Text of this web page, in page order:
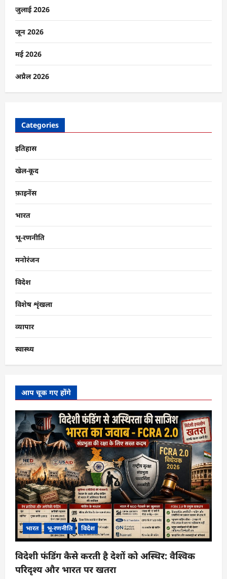
तक,
आखिर
क्यों
रही
की
के
में
जुलाई 2026
जून 2026
मई 2026
अप्रैल 2026
Categories
इतिहास
खेल-कूद
फ़ाइनेंस
भारत
भू-रणनीति
मनोरंजन
विदेश
विशेष शृंखला
व्यापार
स्वास्थ्य
आप चूक गए होंगे
भारत भू-रणनीति विदेश
विदेशी फंडिंग कैसे करती है देशों को अस्थिर: वैश्विक
परिदृश्य और भारत पर खतरा